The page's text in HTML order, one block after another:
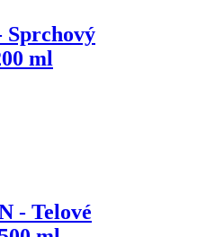
Sprchový
ml
- Telové